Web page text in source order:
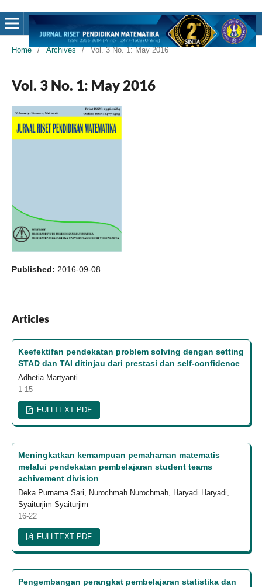
Home / Archives / Vol. 3 No. 1: May 2016
Vol. 3 No. 1: May 2016
Published: 2016-09-08
Articles
Keefektifan pendekatan problem solving dengan setting
STAD dan TAI ditinjau dari prestasi dan self-confidence
Adhetia Martyanti
1-15
FULLTEXT PDF
Meningkatkan kemampuan pemahaman matematis
melalui pendekatan pembelajaran student teams
achivement division
Deka Purnama Sari, Nurochmah Nurochmah, Haryadi Haryadi,
Syaiturjim Syaiturjim
16-22
FULLTEXT PDF
Pengembangan perangkat pembelajaran statistika dan